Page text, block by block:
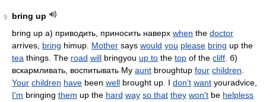
9
bring up
bring up а) приводить, приносить наверх when the doctor
arrives, bring himup. Mother says would you please bring up the
tea things. The road will bringyou up to the top of the cliff . б)
вскармливать, воспитывать My aunt broughtup four children
Your children have been well brought up. I don't want youradvice,
I'm bringing them up the hard way so that they won't be helpless